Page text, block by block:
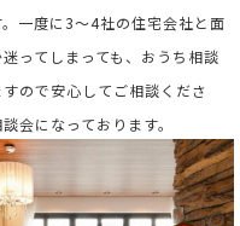
一度に3～4社の住宅会社と面
ってしまっても、おうち相談
ので安心してご相談くださ
会になっております。